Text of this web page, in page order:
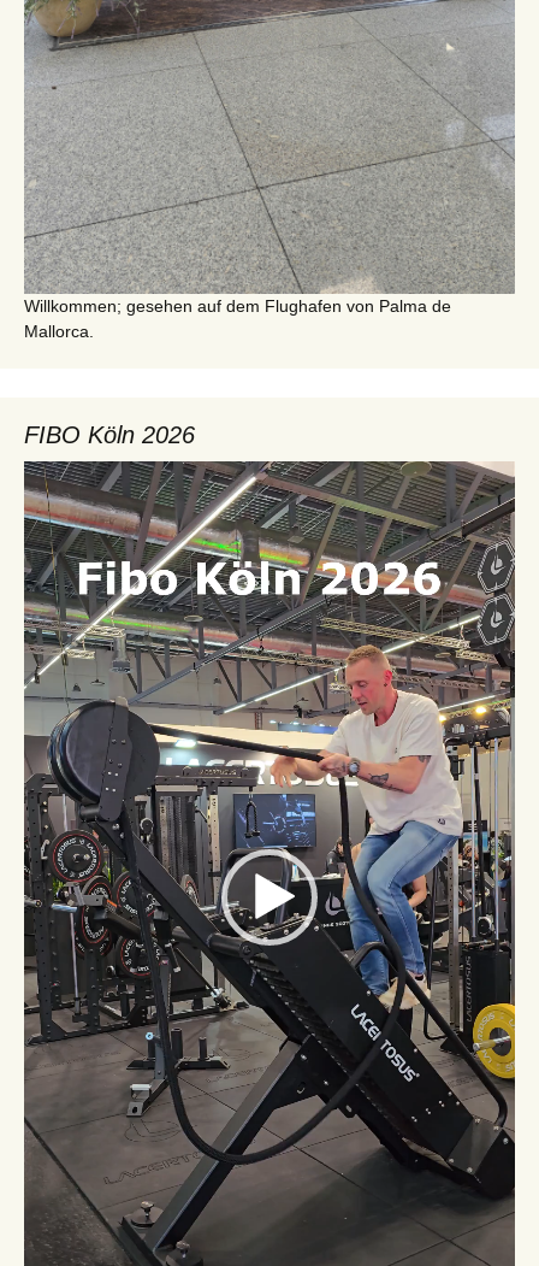
Willkommen; gesehen auf dem Flughafen von Palma de
Mallorca.
FIBO Köln 2026
Video-
Player